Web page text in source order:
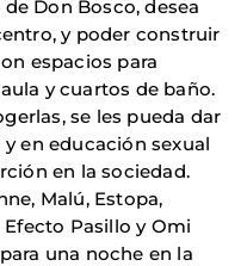
Don Bosco, desea
y poder construir
espacios para
y cuartos de baño.
se les pueda dar
en educación sexual
en la sociedad.
Malú, Estopa,
Efecto Pasillo y Omi
una noche en la